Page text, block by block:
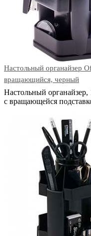
Настольный органайзер
вращающийся, черный
Настольный органайзер,
с вращающейся